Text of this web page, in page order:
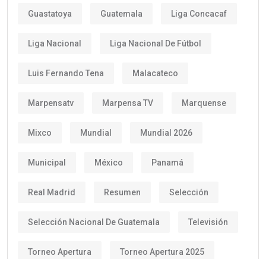
Guastatoya Guatemala Liga Concacaf
Liga Nacional Liga Nacional De Fútbol
Luis Fernando Tena Malacateco
Marpensatv Marpensa TV Marquense
Mixco Mundial Mundial 2026
Municipal México Panamá
Real Madrid Resumen Selección
Selección Nacional De Guatemala Televisión
Torneo Apertura Torneo Apertura 2025